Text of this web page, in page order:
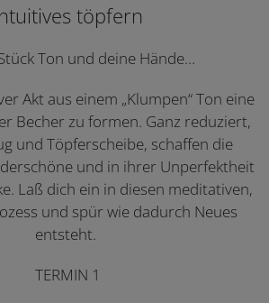
töpfern
Ton und deine Hände…
Akt aus einem „Klumpen“ Ton eine
Becher zu formen. Ganz reduziert,
und Töpferscheibe, schaffen die
und in ihrer Unperfektheit
Laß dich ein in diesen meditativen,
und spür wie dadurch Neues
entsteht.
TERMIN 1